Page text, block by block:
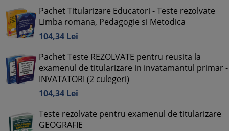
Pachet Titularizare Educatori - Teste rezolvate
Limba romana, Pedagogie si Metodica
104,34 Lei
Pachet Teste REZOLVATE pentru reusita la
examenul de titularizare in invatamantul primar -
INVATATORI (2 culegeri)
104,34 Lei
Teste rezolvate pentru examenul de titularizare
GEOGRAFIE